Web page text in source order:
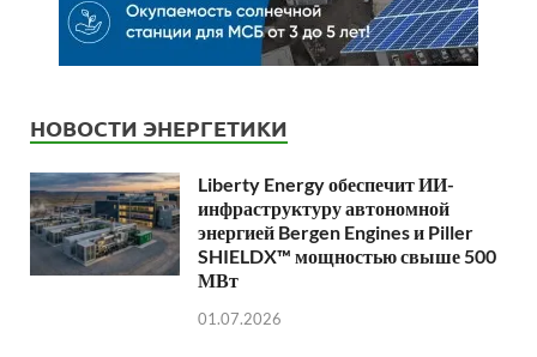
НОВОСТИ ЭНЕРГЕТИКИ
Liberty Energy обеспечит ИИ-
инфраструктуру автономной
энергией Bergen Engines и Piller
SHIELDX™ мощностью свыше 500
МВт
01.07.2026